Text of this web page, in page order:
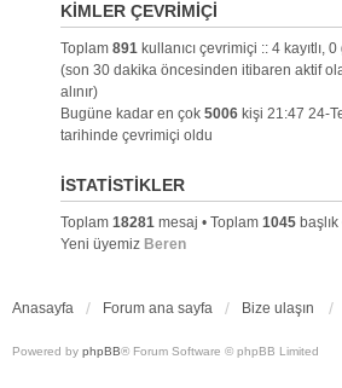
KIMLER ÇEVRIMIÇI
Toplam 891kullanıcı çevrimiçi :: 4 kayıtlı,
(son 30 dakika öncesinden itibaren aktif
alınır)
Bugüne kadar en çok 5006kişi 21:47 24-
tarihinde çevrimiçi oldu
İSTATISTIKLER
Toplam 18281mesaj • Toplam 1045başlık
Yeni üyemiz Beren
Anasayfa Forum ana sayfa Bize ulaşın
Powered by phpBB® Forum Software © phpBB Limited